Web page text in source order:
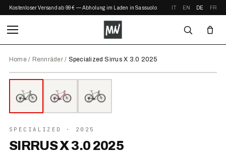
Kostenloser Versand ab 99 € — Abholung im Laden in Sassuolo IT EN DE FR
Home/ Rennräder/ Specialized Sirrus X 3.0 2025
SPECIALIZED · 2025
SIRRUS X 3.0 2025